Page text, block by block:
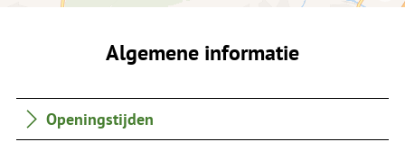
Algemene informatie
Openingstijden